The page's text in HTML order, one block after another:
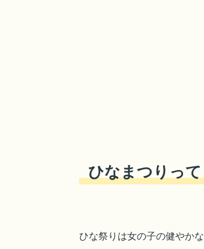
ひなまつりっ
ひな祭りは女の子の健やかな